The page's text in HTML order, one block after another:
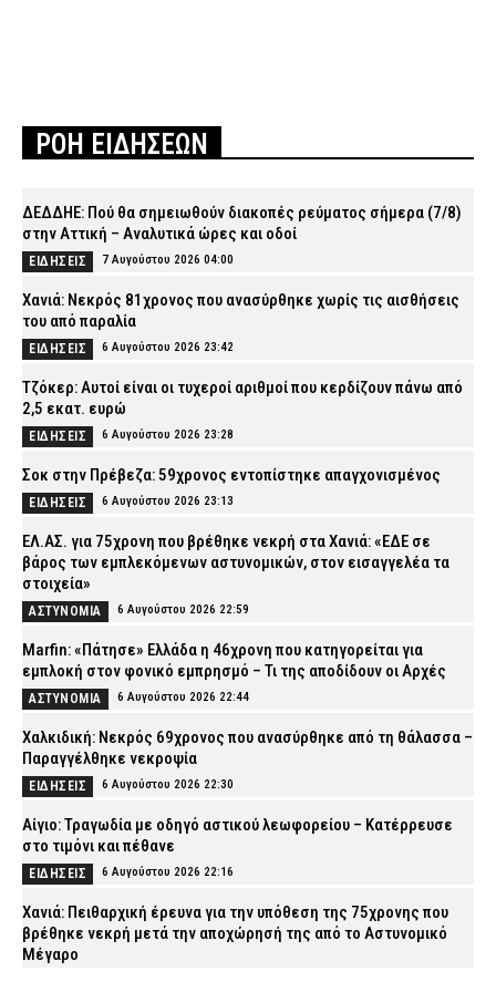
ΡΟΗ ΕΙΔΗΣΕΩΝ
ΔΕΔΔΗΕ: Πού θα σημειωθούν διακοπές ρεύματος σήμερα (7/8)
στην Αττική – Αναλυτικά ώρες και οδοί
ΕΙΔΗΣΕΙΣ 7 Αυγούστου 2026 04:00
Χανιά: Νεκρός 81χρονος που ανασύρθηκε χωρίς τις αισθήσεις
του από παραλία
ΕΙΔΗΣΕΙΣ 6 Αυγούστου 2026 23:42
Τζόκερ: Αυτοί είναι οι τυχεροί αριθμοί που κερδίζουν πάνω από
2,5 εκατ. ευρώ
ΕΙΔΗΣΕΙΣ 6 Αυγούστου 2026 23:28
Σοκ στην Πρέβεζα: 59χρονος εντοπίστηκε απαγχονισμένος
ΕΙΔΗΣΕΙΣ 6 Αυγούστου 2026 23:13
ΕΛ.ΑΣ. για 75χρονη που βρέθηκε νεκρή στα Χανιά: «ΕΔΕ σε
βάρος των εμπλεκόμενων αστυνομικών, στον εισαγγελέα τα
στοιχεία»
ΑΣΤΥΝΟΜΙΑ 6 Αυγούστου 2026 22:59
Marfin: «Πάτησε» Ελλάδα η 46χρονη που κατηγορείται για
εμπλοκή στον φονικό εμπρησμό – Τι της αποδίδουν οι Αρχές
ΑΣΤΥΝΟΜΙΑ 6 Αυγούστου 2026 22:44
Χαλκιδική: Νεκρός 69χρονος που ανασύρθηκε από τη θάλασσα –
Παραγγέλθηκε νεκροψία
ΕΙΔΗΣΕΙΣ 6 Αυγούστου 2026 22:30
Αίγιο: Τραγωδία με οδηγό αστικού λεωφορείου – Κατέρρευσε
στο τιμόνι και πέθανε
ΕΙΔΗΣΕΙΣ 6 Αυγούστου 2026 22:16
Χανιά: Πειθαρχική έρευνα για την υπόθεση της 75χρονης που
βρέθηκε νεκρή μετά την αποχώρησή της από το Αστυνομικό
Μέγαρο